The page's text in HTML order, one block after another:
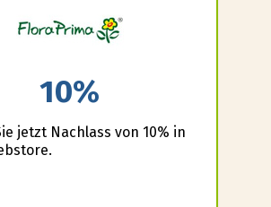
10%
jetzt Nachlass von 10% in